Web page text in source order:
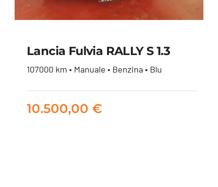
Lancia Fulvia RALLY S 1.3
107000 km • Manuale • Benzina • Blu
10.500,00 €